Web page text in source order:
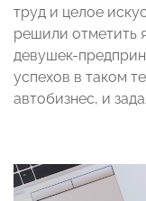
труд и целое
решили отметить
девушек-
успехов в таком
автобизнес, и